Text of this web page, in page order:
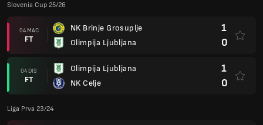
Slovenia Cup 25/26
04 MAC
FT
NK Brinje Grosuplje
Olimpija Ljubljana
1
0
04 DIS
FT
Olimpija Ljubljana
NK Celje
1
0
Liga Prva 23/24